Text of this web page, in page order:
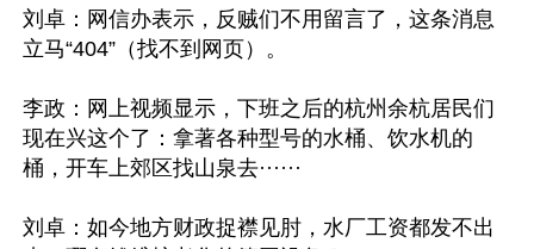
刘卓：网信办表示，反贼们不用留言了，这条消息
立马“404”（找不到网页）。
李政：网上视频显示，下班之后的杭州余杭居民们
现在兴这个了：拿著各种型号的水桶、饮水机的
桶，开车上郊区找山泉去······
刘卓：如今地方财政捉襟见肘，水厂工资都发不出